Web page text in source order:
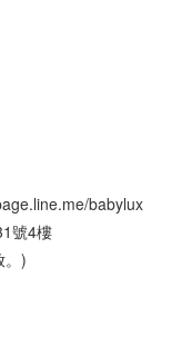
babylux
號4樓
。)